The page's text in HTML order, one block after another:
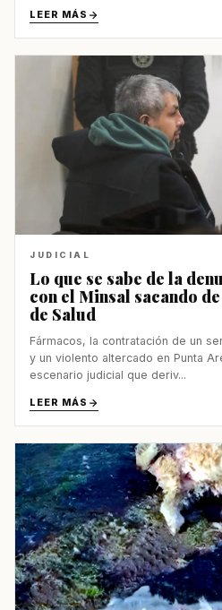
LEER MÁS
JUDICIAL
Lo que se sabe de la
con el Minsal sacando
de Salud
Fármacos, la contratación de un
y un violento altercado en Punta
escenario judicial que deriv...
LEER MÁS